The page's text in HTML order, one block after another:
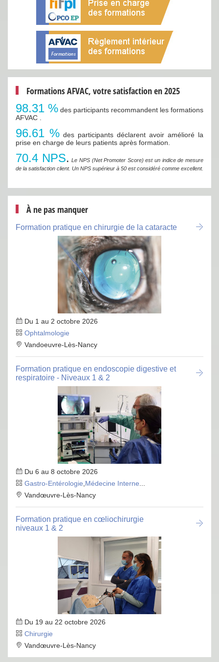
Formations AFVAC, votre satisfaction en 2025
98.31 % des participants recommandent les formations
AFVAC .
96.61 % des participants déclarent avoir amélioré la
prise en charge de leurs patients après formation.
70.4 NPS. Le NPS (Net Promoter Score) est un indice de mesure
de la satisfaction client. Un NPS supérieur à 50 est considéré comme excellent.
À ne pas manquer
Formation pratique en chirurgie de la cataracte
Du 1 au 2 octobre 2026
Ophtalmologie
Vandoeuvre-Lès-Nancy
Formation pratique en endoscopie digestive et
respiratoire - Niveaux 1 & 2
Du 6 au 8 octobre 2026
Gastro-Entérologie Médecine Interne
Vandœuvre-Lès-Nancy
Formation pratique en cœliochirurgie
niveaux 1 & 2
Du 19 au 22 octobre 2026
Chirurgie
Vandœuvre-Lès-Nancy